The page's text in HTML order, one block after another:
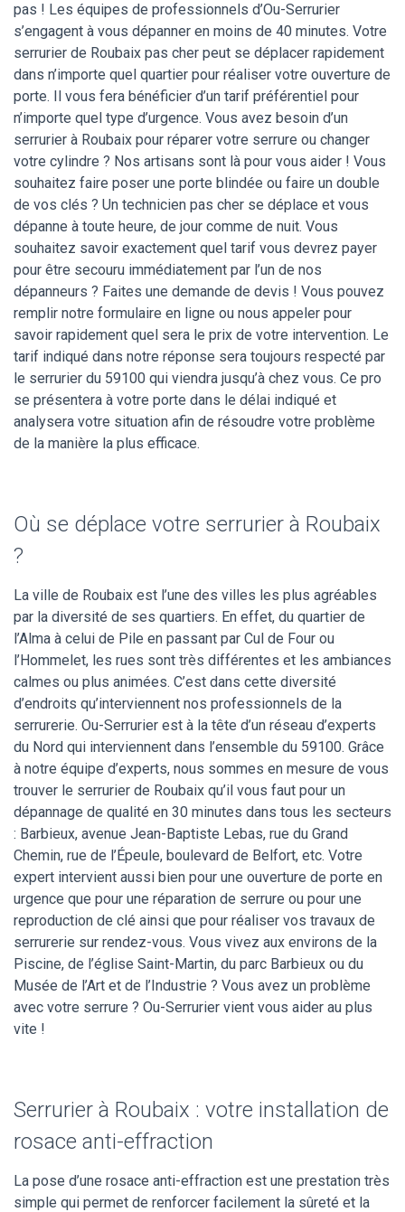
pas ! Les équipes de professionnels d’Ou-Serrurier
s’engagent à vous dépanner en moins de 40 minutes. Votre
serrurier de Roubaix pas cher peut se déplacer rapidement
dans n’importe quel quartier pour réaliser votre ouverture de
porte. Il vous fera bénéficier d’un tarif préférentiel pour
n’importe quel type d’urgence. Vous avez besoin d’un
serrurier à Roubaix pour réparer votre serrure ou changer
votre cylindre ? Nos artisans sont là pour vous aider ! Vous
souhaitez faire poser une porte blindée ou faire un double
de vos clés ? Un technicien pas cher se déplace et vous
dépanne à toute heure, de jour comme de nuit. Vous
souhaitez savoir exactement quel tarif vous devrez payer
pour être secouru immédiatement par l’un de nos
dépanneurs ? Faites une demande de devis ! Vous pouvez
remplir notre formulaire en ligne ou nous appeler pour
savoir rapidement quel sera le prix de votre intervention. Le
tarif indiqué dans notre réponse sera toujours respecté par
le serrurier du 59100 qui viendra jusqu’à chez vous. Ce pro
se présentera à votre porte dans le délai indiqué et
analysera votre situation afin de résoudre votre problème
de la manière la plus efficace.
Où se déplace votre serrurier à Roubaix
?
La ville de Roubaix est l’une des villes les plus agréables
par la diversité de ses quartiers. En effet, du quartier de
l’Alma à celui de Pile en passant par Cul de Four ou
l’Hommelet, les rues sont très différentes et les ambiances
calmes ou plus animées. C’est dans cette diversité
d’endroits qu’interviennent nos professionnels de la
serrurerie. Ou-Serrurier est à la tête d’un réseau d’experts
du Nord qui interviennent dans l’ensemble du 59100. Grâce
à notre équipe d’experts, nous sommes en mesure de vous
trouver le serrurier de Roubaix qu’il vous faut pour un
dépannage de qualité en 30 minutes dans tous les secteurs
: Barbieux, avenue Jean-Baptiste Lebas, rue du Grand
Chemin, rue de l’Épeule, boulevard de Belfort, etc. Votre
expert intervient aussi bien pour une ouverture de porte en
urgence que pour une réparation de serrure ou pour une
reproduction de clé ainsi que pour réaliser vos travaux de
serrurerie sur rendez-vous. Vous vivez aux environs de la
Piscine, de l’église Saint-Martin, du parc Barbieux ou du
Musée de l’Art et de l’Industrie ? Vous avez un problème
avec votre serrure ? Ou-Serrurier vient vous aider au plus
vite !
Serrurier à Roubaix : votre installation de
rosace anti-effraction
La pose d’une rosace anti-effraction est une prestation très
simple qui permet de renforcer facilement la sûreté et la